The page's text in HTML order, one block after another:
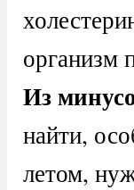
организм
Из
найти,
летом,